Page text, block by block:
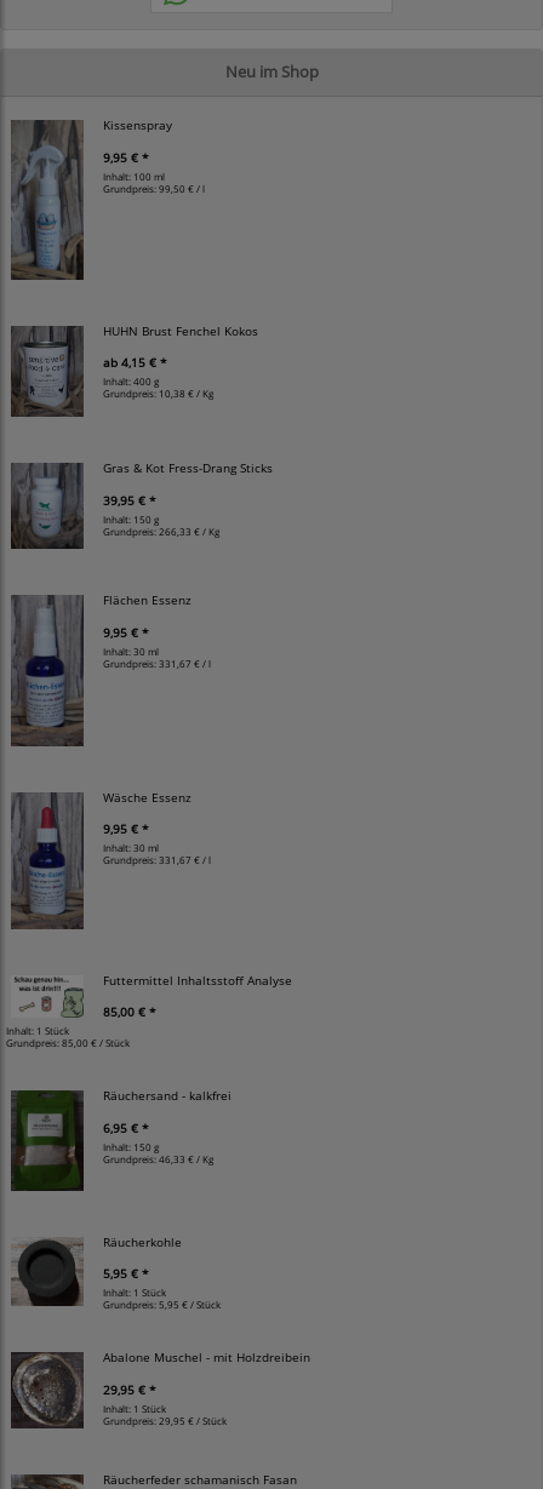
Neu im Shop
Kissenspray
9,95 € *
Inhalt: 100 ml
Grundpreis:99,50 € / l
HUHN Brust Fenchel Kokos
ab 4,15 € *
Inhalt: 400 g
Grundpreis: 10,38 € / Kg
Gras & Kot Fress-Drang Sticks
39,95 € *
Inhalt: 150 g
Grundpreis: 266,33 € / Kg
Flächen Essenz
9,95 € *
Inhalt: 30 ml
Grundpreis:331,67 € / l
Wäsche Essenz
9,95 € *
Inhalt: 30 ml
Grundpreis:331,67 € / l
Futtermittel Inhaltsstoff Analyse
85,00 € *
Inhalt: 1 Stück
Grundpreis:85,00 € / Stück
Räuchersand - kalkfrei
6,95 € *
Inhalt: 150 g
Grundpreis:46,33 € / Kg
Räucherkohle
5,95 € *
Inhalt: 1 Stück
Grundpreis:5,95 € / Stück
Abalone Muschel - mit Holzdreibein
29,95 € *
Inhalt: 1 Stück
Grundpreis: 29,95 € / Stück
Räucherfeder schamanisch Fasan